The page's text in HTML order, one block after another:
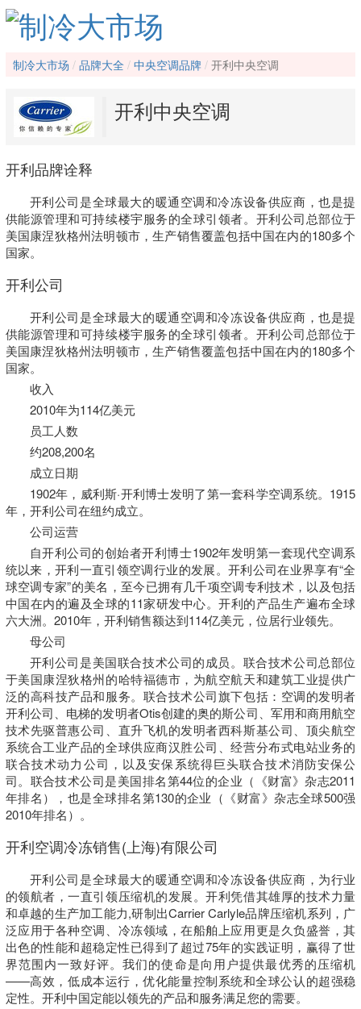
制冷大市场 品牌大全 中央空调品牌 开利中央空调
开利中央空调
开利品牌诠释
开利公司是全球最大的暖通空调和冷冻设备供应商，也是提
供能源管理和可持续楼宇服务的全球引领者。开利公司总部位于
美国康涅狄格州法明顿市，生产销售覆盖包括中国在内的180多个
国家。
开利公司
开利公司是全球最大的暖通空调和冷冻设备供应商，也是提
供能源管理和可持续楼宇服务的全球引领者。开利公司总部位于
美国康涅狄格州法明顿市，生产销售覆盖包括中国在内的180多个
国家。
收入
2010年为114亿美元
员工人数
约208,200名
成立日期
1902年，威利斯·开利博士发明了第一套科学空调系统。1915
年，开利公司在纽约成立。
公司运营
自开利公司的创始者开利博士1902年发明第一套现代空调系
统以来，开利一直引领空调行业的发展。开利公司在业界享有“全
球空调专家”的美名，至今已拥有几千项空调专利技术，以及包括
中国在内的遍及全球的11家研发中心。开利的产品生产遍布全球
六大洲。2010年，开利销售额达到114亿美元，位居行业领先。
母公司
开利公司是美国联合技术公司的成员。联合技术公司总部位
于美国康涅狄格州的哈特福德市，为航空航天和建筑工业提供广
泛的高科技产品和服务。联合技术公司旗下包括：空调的发明者
开利公司、电梯的发明者Otis创建的奥的斯公司、军用和商用航空
技术先驱普惠公司、直升飞机的发明者西科斯基公司、顶尖航空
系统合工业产品的全球供应商汉胜公司、经营分布式电站业务的
联合技术动力公司，以及安保系统得巨头联合技术消防安保公
司。联合技术公司是美国排名第44位的企业（《财富》杂志2011
年排名），也是全球排名第130的企业（《财富》杂志全球500强
2010年排名）。
开利空调冷冻销售(上海)有限公司
开利公司是全球最大的暖通空调和冷冻设备供应商，为行业
的领航者，一直引领压缩机的发展。开利凭借其雄厚的技术力量
和卓越的生产加工能力,研制出Carrier Carlyle品牌压缩机系列，广
泛应用于各种空调、冷冻领域，在船舶上应用更是久负盛誉，其
出色的性能和超稳定性已得到了超过75年的实践证明，赢得了世
界范围内一致好评。我们的使命是向用户提供最优秀的压缩机
——高效，低成本运行，优化能量控制系统和全球公认的超强稳
定性。开利中国定能以领先的产品和服务满足您的需要。